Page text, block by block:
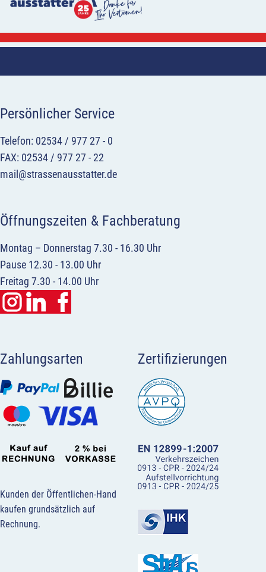
Persönlicher Service
Telefon: 02534 / 977 27 - 0
FAX: 02534 / 977 27 - 22
mail@strassenausstatter.de
Öffnungszeiten & Fachberatung
Montag – Donnerstag 7.30 - 16.30 Uhr
Pause 12.30 - 13.00 Uhr
Freitag 7.30 - 14.00 Uhr
Zahlungsarten
Kunden der Öffentlichen-Hand
kaufen grundsätzlich auf
Rechnung.
Zertifizierungen